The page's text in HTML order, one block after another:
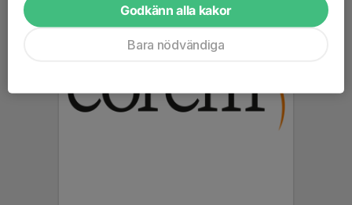
Godkänn alla kakor
Bara nödvändiga